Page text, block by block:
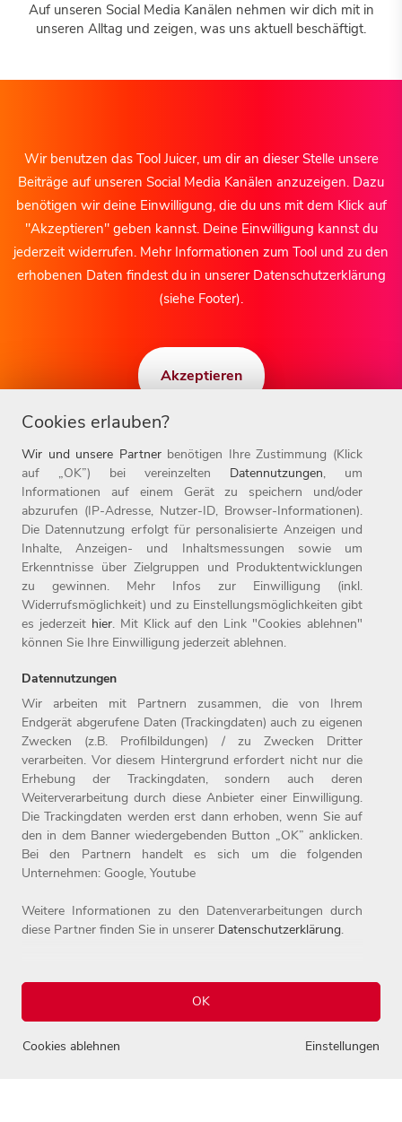
0
Auf unseren Social Media Kanälen nehmen wir dich mit in
unseren Alltag und zeigen, was uns aktuell beschäftigt.
Wir benutzen das Tool Juicer, um dir an dieser Stelle unsere
Beiträge auf unseren Social Media Kanälen anzuzeigen. Dazu
benötigen wir deine Einwilligung, die du uns mit dem Klick auf
"Akzeptieren" geben kannst. Deine Einwilligung kannst du
jederzeit widerrufen. Mehr Informationen zum Tool und zu den
erhobenen Daten findest du in unserer Datenschutzerklärung
(siehe Footer).
Akzeptieren
BEREIT, ZUKUNFT ZU GESTALTEN?
Home
Arbeitgeber
Benefits
Jobs
Initiativbewerbung
Kontakt
Compliance
Datenschutz
Impressum
© 2026 Josef Witt GmbH - Karriereportal.
Cookies erlauben?
Wir und unsere Partnerbenötigen Ihre Zustimmung (Klick
auf „OK”) bei vereinzelten Datennutzungen, um
Informationen auf einem Gerät zu speichern und/oder
abzurufen (IP-Adresse, Nutzer-ID, Browser-Informationen).
Die Datennutzung erfolgt für personalisierte Anzeigen und
Inhalte, Anzeigen- und Inhaltsmessungen sowie um
Erkenntnisse über Zielgruppen und Produktentwicklungen
zu gewinnen. Mehr Infos zur Einwilligung (inkl.
Widerrufsmöglichkeit) und zu Einstellungsmöglichkeiten gibt
es jederzeit hier. Mit Klick auf den Link "Cookies ablehnen"
können Sie Ihre Einwilligung jederzeit ablehnen.
Datennutzungen
Wir arbeiten mit Partnern zusammen, die von Ihrem
Endgerät abgerufene Daten (Trackingdaten) auch zu eigenen
Zwecken (z.B. Profilbildungen) / zu Zwecken Dritter
verarbeiten. Vor diesem Hintergrund erfordert nicht nur die
Erhebung der Trackingdaten, sondern auch deren
Weiterverarbeitung durch diese Anbieter einer Einwilligung.
Die Trackingdaten werden erst dann erhoben, wenn Sie auf
den in dem Banner wiedergebenden Button „OK” anklicken.
Bei den Partnern handelt es sich um die folgenden
Unternehmen: Google, Youtube
Weitere Informationen zu den Datenverarbeitungen durch
diese Partner finden Sie in unserer Datenschutzerklärung.
Einstellungen
Cookies ablehnen
OK